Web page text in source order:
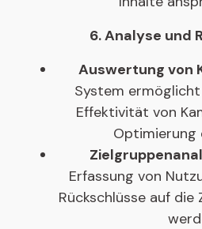
6. Analyse und
Auswertung von
System
Effektivität von
Optimierung
Erfassung von
Rückschlüsse auf